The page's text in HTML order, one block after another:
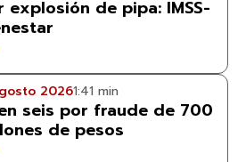
explosión de pipa: IMSS-
20261:41 min
seis por fraude de 700
de pesos